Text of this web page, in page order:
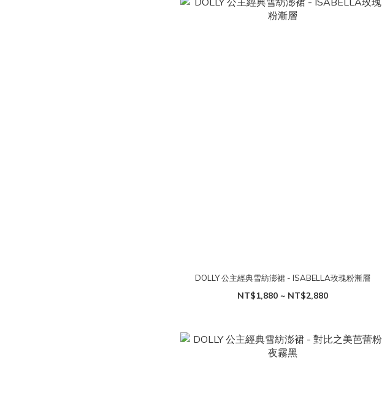
DOLLY 公主經典雪紡澎裙 - ISABELLA玫瑰粉漸層
NT$1,880 ~ NT$2,880